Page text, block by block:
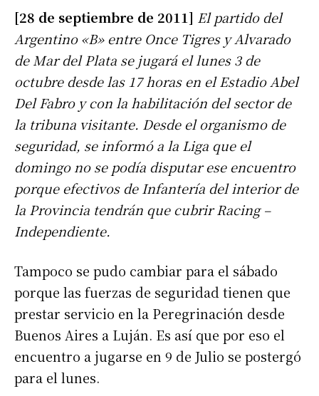
[28 de septiembre de 2011] El partido del
Argentino «B» entre Once Tigres y Alvarado
de Mar del Plata se jugará el lunes 3 de
octubre desde las 17 horas en el Estadio Abel
Del Fabro y con la habilitación del sector de
la tribuna visitante. Desde el organismo de
seguridad, se informó a la Liga que el
domingo no se podía disputar ese encuentro
porque efectivos de Infantería del interior de
la Provincia tendrán que cubrir Racing –
Independiente.
Tampoco se pudo cambiar para el sábado
porque las fuerzas de seguridad tienen que
prestar servicio en la Peregrinación desde
Buenos Aires a Luján. Es así que por eso el
encuentro a jugarse en 9 de Julio se postergó
para el lunes.